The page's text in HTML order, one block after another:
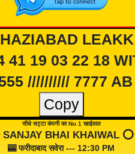
41 19 03 22 18
////////// 7777 AB
Copy
सीधे सट्टा कंपनी का No 1 खाईवाल
SANJAY BHAI KHAIWAL ⭕️
🎰 फरीदाबाद सवेरा --- 12:30 PM